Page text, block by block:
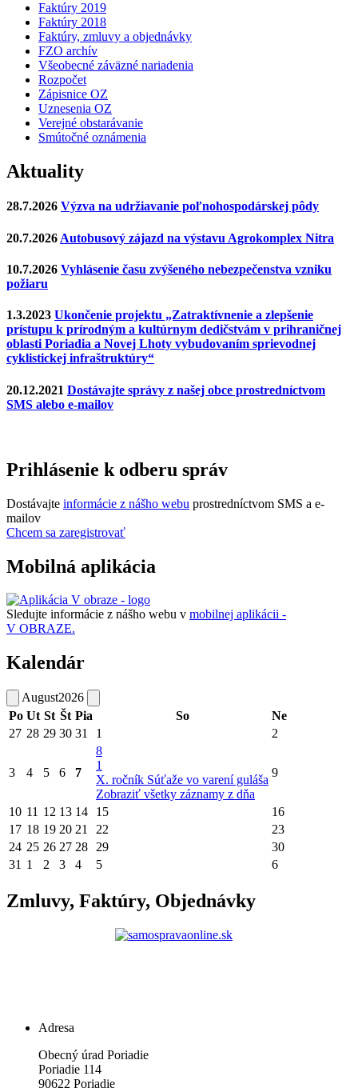
Faktúry 2019
Faktúry 2018
Faktúry, zmluvy a objednávky
FZO archív
Všeobecné záväzné nariadenia
Rozpočet
Zápisnice OZ
Uznesenia OZ
Verejné obstarávanie
Smútočné oznámenia
Aktuality
28.7.2026 Výzva na udržiavanie poľnohospodárskej pôdy
20.7.2026 Autobusový zájazd na výstavu Agrokomplex Nitra
10.7.2026 Vyhlásenie času zvýšeného nebezpečenstva vzniku
požiaru
1.3.2023 Ukončenie projektu „Zatraktívnenie a zlepšenie
prístupu k prírodným a kultúrnym dedičstvám v prihraničnej
oblasti Poriadia a Novej Lhoty vybudovaním sprievodnej
cyklistickej infraštruktúry“
20.12.2021 Dostávajte správy z našej obce prostredníctvom
SMS alebo e-mailov
Prihlásenie k odberu správ
Dostávajte informácie z nášho webu prostredníctvom SMS a e-
mailov
Chcem sa zaregistrovať
Mobilná aplikácia
Sledujte informácie z nášho webu v mobilnej aplikácii -
V OBRAZE.
Kalendár
August2026
Po Ut St Št Pia So
Ne
27 28 29 30 31 1 2
3 4 5 6 7
8
1
X. ročník Súťaže vo varení guláša
Zobraziť všetky záznamy z dňa
9
10 11 12 13 14 15
16
17 18 19 20 21 22
23
24 25 26 27 28 29
30
31 1 2 3 4 5 6
Zmluvy, Faktúry, Objednávky
Adresa
Obecný úrad Poriadie
Poriadie 114
90622 Poriadie